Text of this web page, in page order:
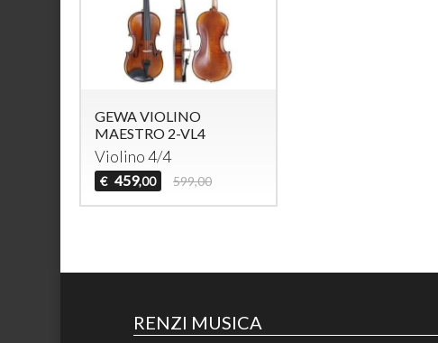
GEWA VIOLINO
MAESTRO 2-VL4
Violino 4/4
€ 459,00 599,00
RENZI MUSICA